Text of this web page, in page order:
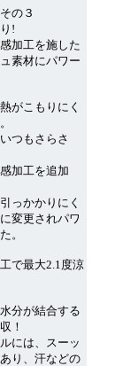
の３
!
加工を施した
素材にパワー
がこもりにく
つもさらさ
加工を追加
っかかりにく
変更されパワ
。
で最大2.1度涼
分が結合する
！
には、スーッ
り、汗などの